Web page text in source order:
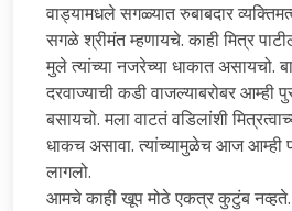
वाड्यामधले सगळ्यात रुबाबदार
सगळे श्रीमंत म्हणायचे. काही मित्र
मुले त्यांच्या नजरेच्या धाकात असायचो.
दरवाज्याची कडी वाजल्याबरोबर
बसायचो. मला वाटतं वडिलांशी
धाकच असावा. त्यांच्यामुळेच आज आम्ही
लागलो.
आमचे काही खूप मोठे एकत्र कुटुंब